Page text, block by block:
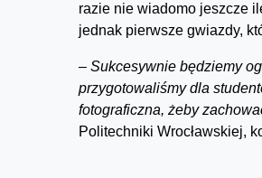
razie nie wiadomo jeszcze
jednak pierwsze gwiazdy,
– Sukcesywnie będziemy
przygotowaliśmy dla
fotograficzna, żeby
Politechniki Wrocławskiej,